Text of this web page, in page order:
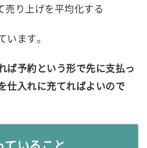
売り上げを平均化する
ます。
ば予約という形で先に支払っ
仕入れに充てればよいので